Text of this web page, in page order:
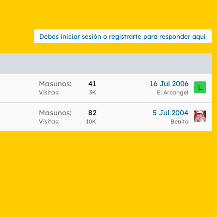
Debes iniciar sesión o registrarte para responder aquí.
Masunos 41
Visitas 3K
16 Jul 2006
El Arcangel
E
Masunos 82
Visitas 10K
5 Jul 2004
Benito